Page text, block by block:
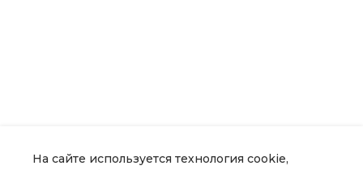
На сайте используется технология cookie,